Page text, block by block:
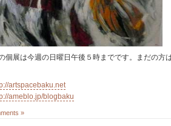
個展は今週の日曜日午後５時までです。まだの
artspacebaku.net
ameblo.jp/blogbaku
»